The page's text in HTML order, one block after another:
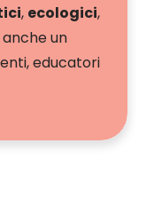
, ecologici,
un
educatori